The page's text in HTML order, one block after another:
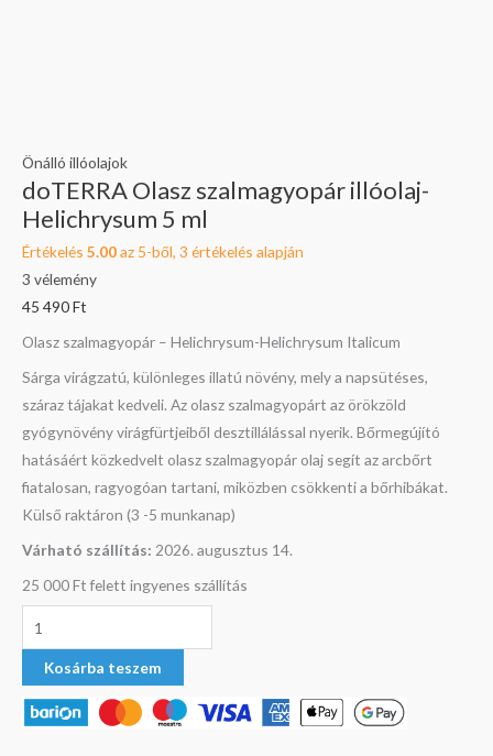
Önálló illóolajok
doTERRA Olasz szalmagyopár illóolaj-
Helichrysum 5 ml
Értékelés 5.00az 5-ből, 3 értékelés alapján
3 vélemény
45 490Ft
Olasz szalmagyopár – Helichrysum-Helichrysum Italicum
Sárga virágzatú, különleges illatú növény, mely a napsütéses,
száraz tájakat kedveli. Az olasz szalmagyopárt az örökzöld
gyógynövény virágfürtjeiből desztillálással nyerik. Bőrmegújító
hatásáért közkedvelt olasz szalmagyopár olaj segít az arcbőrt
fiatalosan, ragyogóan tartani, miközben csökkenti a bőrhibákat.
Külső raktáron (3 -5 munkanap)
Várható szállítás: 2026. augusztus 14.
25 000 Ft felett ingyenes szállítás
Kosárba teszem